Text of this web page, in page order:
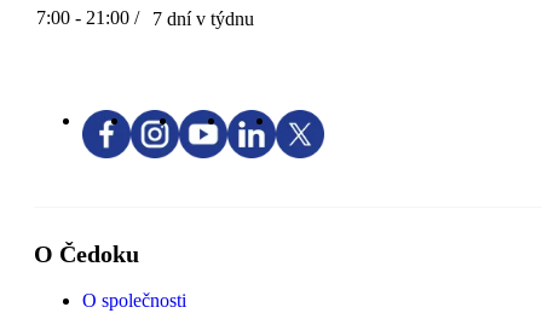
7:00 - 21:00 / 7 dní v týdnu
O Čedoku
O společnosti